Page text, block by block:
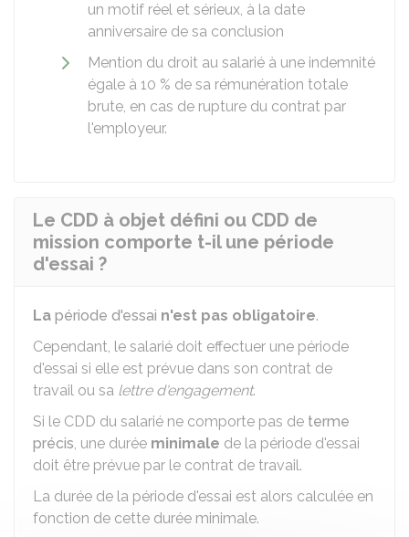
un motif réel et sérieux, à la date
anniversaire de sa conclusion
Mention du droit au salarié à une indemnité
égale à 10 % de sa rémunération totale
brute, en cas de rupture du contrat par
l'employeur.
Le CDD à objet défini ou CDD de
mission comporte t-il une période
d'essai ?
La période d'essai n'est pas obligatoire.
Cependant, le salarié doit effectuer une période
d'essai si elle est prévue dans son contrat de
travail ou sa lettre d'engagement.
Si le CDD du salarié ne comporte pas de terme
précis, une durée minimale de la période d'essai
doit être prévue par le contrat de travail.
La durée de la période d'essai est alors calculée en
fonction de cette durée minimale.